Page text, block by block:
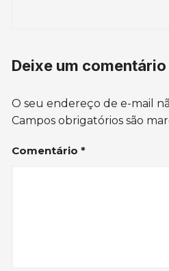
Deixe um comentário
O seu endereço de e-mail
Campos obrigatórios são
Comentário*